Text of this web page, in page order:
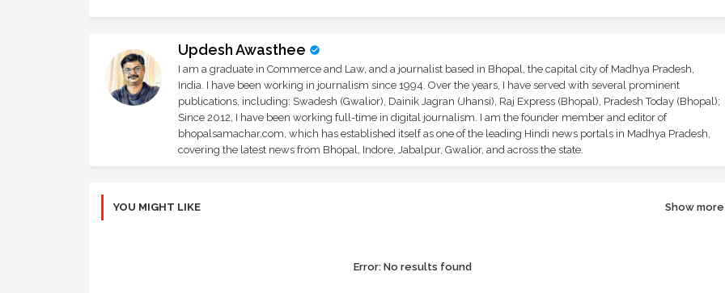
Updesh Awasthee
I am a graduate in Commerce and Law, and a journalist based in Bhopal, the capital city of Madhya Pradesh,
India. I have been working in journalism since 1994. Over the years, I have served with several prominent
publications, including: Swadesh (Gwalior), Dainik Jagran (Jhansi), Raj Express (Bhopal), Pradesh Today (Bhopal);
Since 2012, I have been working full-time in digital journalism. I am the founder member and editor of
bhopalsamachar.com, which has established itself as one of the leading Hindi news portals in Madhya Pradesh,
covering the latest news from Bhopal, Indore, Jabalpur, Gwalior, and across the state.
YOU MIGHT LIKE Show more
Error:No results found